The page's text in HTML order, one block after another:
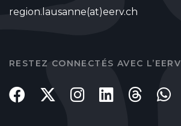
region.lausanne(at)eerv.ch
RESTEZ CONNECTÉS AVEC L’EERV